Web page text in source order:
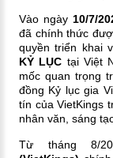
Vào ngày 10/7/
đã chính thức
quyền triển khai
KỶ LỤC tại Việt
mốc quan trọng
đồng Kỷ lục gia
tín của VietKings
nhân văn, sáng
Từ tháng 8/